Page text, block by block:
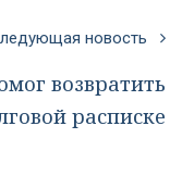
новость
возвратить
расписке